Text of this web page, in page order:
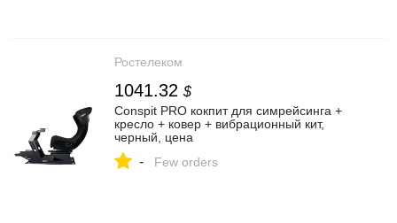
Ростелеком
1041.32 $
Conspit PRO кокпит для симрейсинга +
кресло + ковер + вибрационный кит,
черный, цена
- Few orders